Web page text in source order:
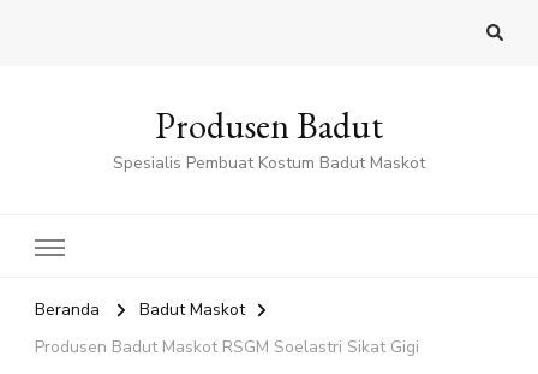
Produsen Badut
Spesialis Pembuat Kostum Badut Maskot
Beranda
Badut Maskot
Produsen Badut Maskot RSGM Soelastri Sikat Gigi